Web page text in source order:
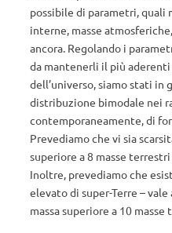
possibile di parametri, quali
interne, masse
ancora. Regolando i
da mantenerli il più
dell’universo, siamo stati in
distribuzione bimodale nei
contemporaneamente, di
Prevediamo che vi sia
superiore a 8 masse
Inoltre, prevediamo che
elevato di super-Terre –
massa superiore a 10 masse